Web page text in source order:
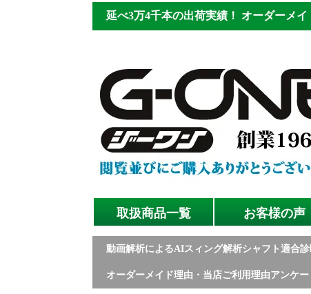
延べ3万4千本の出荷実績！ オーダーメイ
取扱商品一覧 お客様の声
動画解析によるAIスィング解析シャフト適合診
オーダーメイド理由・当店ご利用理由アンケ